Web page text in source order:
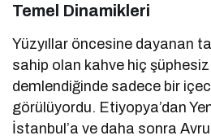
Temel Dinamikleri
Yüzyıllar öncesine dayanan
sahip olan kahve hiç
demlendiğinde sadece bir
görülüyordu. Etiyopya’dan
İstanbul’a ve daha sonra